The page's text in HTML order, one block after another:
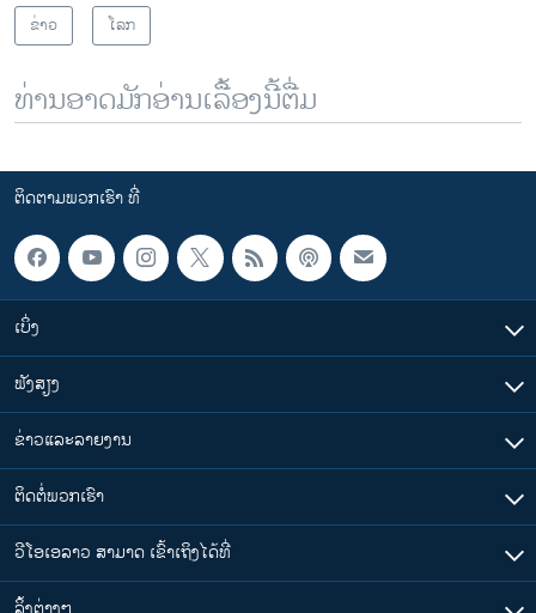
ຂ່າວ
ໂລກ
ທ່ານອາດມັກອ່ານເລື້ອງນີ້ຕື່ມ
ຕິດຕາມພວກເຮົາ ທີ່
ເບິ່ງ
ຟັງສຽງ
ຂ່າວແລະລາຍງານ
ຕິດຕໍ່ພວກເຮົາ
ວີໂອເອລາວ ສາມາດ ເຂົ້າເຖິງໄດ້ທີ່